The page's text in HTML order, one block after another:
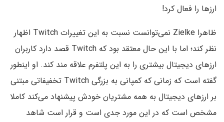
ارزها را فعال کرد!
ظاهرا Zielke نمی‌توانست نسبت به این تغییرات Twitch اظهار
نظر کند؛ اما با این حال معتقد بود که Twitch قصد دارد کاربران
ارزهای دیجیتال بیشتری را به این پلتفرم علاقه مند کند. او اینطور
گفته است که زمانی که کمپانی به بزرگی Twitch تخفیفاتی مبتنی
بر ارزهای دیجیتال به همه مشتریان خودش پیشنهاد می‌کند کاملا
مشخص است که در این مورد جدی است و قرار است شاهد